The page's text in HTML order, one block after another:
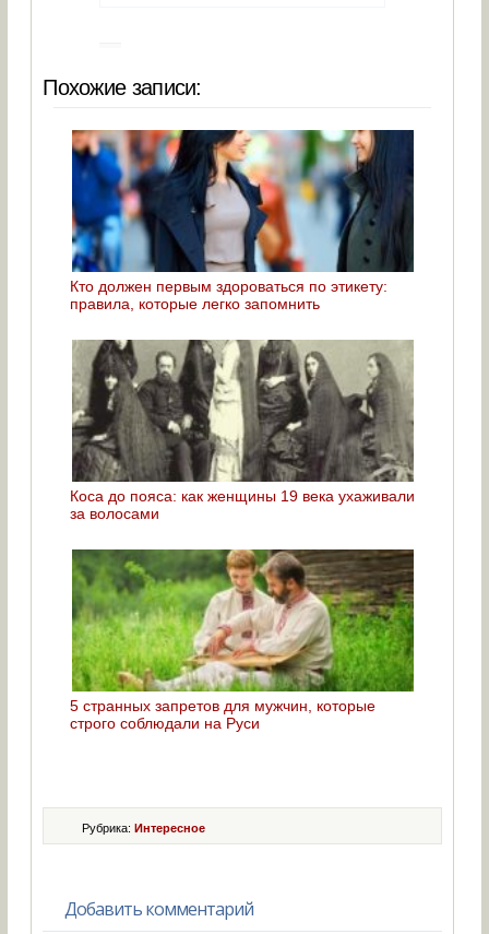
Похожие записи:
Кто должен первым здороваться по этикету:
правила, которые легко запомнить
Коса до пояса: как женщины 19 века ухаживали
за волосами
5 странных запретов для мужчин, которые
строго соблюдали на Руси
Рубрика:Интересное
Добавить комментарий